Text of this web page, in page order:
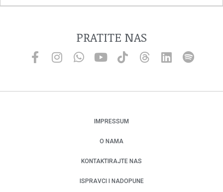
PRATITE NAS
IMPRESSUM
O NAMA
KONTAKTIRAJTE NAS
ISPRAVCI I NADOPUNE